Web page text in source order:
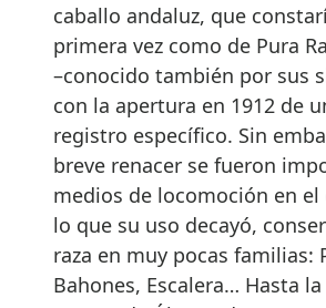
caballo andaluz, que
primera vez como de Pura
–conocido también por sus
con la apertura en 1912 de
registro específico. Sin
breve renacer se fueron
medios de locomoción en el
lo que su uso decayó,
raza en muy pocas familias:
Bahones, Escalera… Hasta